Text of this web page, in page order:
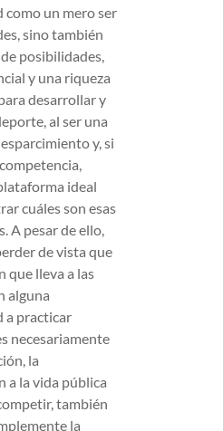
como un mero ser
sino también
posibilidades,
y una riqueza
desarrollar y
al ser una
y, si
ideal
cuáles son esas
A pesar de ello,
de vista que
que lleva a las
alguna
a practicar
necesariamente
la
a la vida pública
también
la